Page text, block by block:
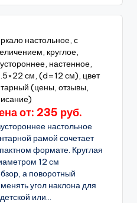
настольное, с
круглое,
настенное,
см, (d=12 см), цвет
(цены, отзывы,
от: 235 руб.
настольное
рамой сочетает
формате. Круглая
12 см
а поворотный
угол наклона для
или...